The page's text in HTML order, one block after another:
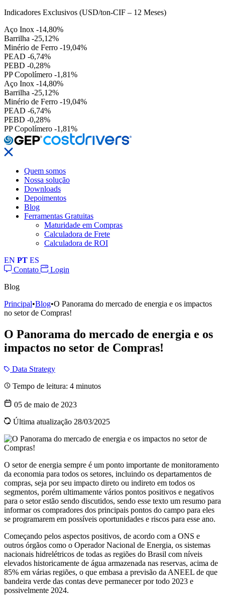
Indicadores Exclusivos (USD/ton-CIF – 12 Meses)
Aço Inox -14,80%
Barrilha -25,12%
Minério de Ferro -19,04%
PEAD -6,74%
PEBD -0,28%
PP Copolímero -1,81%
Aço Inox -14,80%
Barrilha -25,12%
Minério de Ferro -19,04%
PEAD -6,74%
PEBD -0,28%
PP Copolímero -1,81%
Quem somos
Nossa solução
Downloads
Depoimentos
Blog
Ferramentas Gratuitas
Maturidade em Compras
Calculadora de Frete
Calculadora de ROI
EN PT ES
Contato
Login
Blog
Principal•Blog•O Panorama do mercado de energia e os impactos
no setor de Compras!
O Panorama do mercado de energia e os
impactos no setor de Compras!
Data Strategy
Tempo de leitura: 4 minutos
05 de maio de 2023
Última atualização 28/03/2025
O setor de energia sempre é um ponto importante de monitoramento
da economia para todos os setores, incluindo os departamentos de
compras, seja por seu impacto direto ou indireto em todos os
segmentos, porém ultimamente vários pontos positivos e negativos
para o setor estão sendo discutidos, sendo esse texto um resumo para
informar os compradores dos principais pontos do campo para eles
se programarem em possíveis oportunidades e riscos para esse ano.
Começando pelos aspectos positivos, de acordo com a ONS e
outros órgãos como o Operador Nacional de Energia, os sistemas
nacionais hidrelétricos de todas as regiões do Brasil com níveis
elevados historicamente de água armazenada nas reservas, acima de
85% em várias regiões, o que embasa a previsão da ANEEL de que
bandeira verde das contas deve permanecer por todo 2023 e
possivelmente 2024.